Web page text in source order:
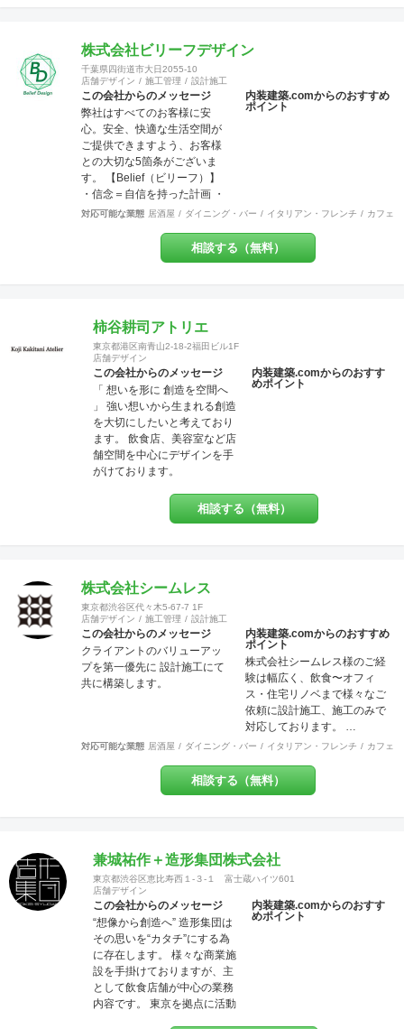
り前！腕の良さは年数が経て
ば経つほど実感できます。 そ
して、SANFUKUの職人は施工
力だけでなくコミニケーショ
ン力に優れています。 お客様
が安心してオープンできるよ
うきめ細やかな対応を心がけ
ています。
株式会社ビリーフデザイン
千葉県四街道市大日2055-10
店舗デザイン
施工管理 設計施工
この会社からのメッセージ
弊社はすべてのお客様に安
心。安全、快適な生活空間が
ご提供できますよう、お客様
との大切な5箇条がございま
す。 【Belief（ビリーフ）】
・信念＝自信を持った計画 ・
信用＝信じて用いる行動 ・信
条＝固く信じて守る約束 ・確
信＝固く信じられる内容
成 またデザインを通じて、関
わる方達との関係の構築 これ
らの要素を持って、設計・施
工・管理を行っております。
お客様のお悩みやご相談には
真摯に向き合い、ご要望を最
大限実現する技術力を提供い
たします。 施工後にお客様が
笑顔を見せてくださるときこ
そ、弊社にとってもっとも喜
ォーム・リノベーションや注
文住宅など幅広く工事を担当
建物に対応させていただいて
おり、色々な所にバラバラに
工事内容の注文をしていただ
かなくとも、弊社にて一式執
り行う事をメリットとし、活
動致しております。 尚、店
舗・住宅のセキュリティー面
きない方法で、アレルギー・
シックハウス症候群・化学物
質過敏症の方や健康な方にも
良いとされる、化学物質は一
でおります。 経験豊富な営
業、デザイナー、設計士、建
築士【1級】、現場監督がお客
様をトータルサポート致しま
す。 作業現場では自社の職人
がおりますので、柔軟性やス
ピード感ある対応致します。
ＵＳＥＮやサカイ引越センタ
ーとの提携企業でございます
ので工事のみならず、その他
内装建築.comからのおすすめ
ポイント
対応可能な業態 居酒屋 ダイニング・バー イタリアン・フレンチ カフェ
相談する（無料）
柿谷耕司アトリエ
東京都港区南青山2-18-2福田ビル1F
店舗デザイン
この会社からのメッセージ
「 想いを形に 創造を空間へ
」 強い想いから生まれる創造
を大切にしたいと考えており
ます。 飲食店、美容室など店
舗空間を中心にデザインを手
がけております。
内装建築.comからのおすす
めポイント
相談する（無料）
株式会社シームレス
東京都渋谷区代々木5-67-7 1F
店舗デザイン
施工管理 設計施工
この会社からのメッセージ
クライアントのバリューアッ
プを第一優先に 設計施工にて
共に構築します。
内装建築.comからのおすすめ
ポイント
株式会社シームレス様のご経
験は幅広く、飲食〜オフィ
ス・住宅リノベまで様々なご
依頼に設計施工、施工のみで
対応しております。 …
対応可能な業態 居酒屋 ダイニング・バー イタリアン・フレンチ カフェ
相談する（無料）
兼城祐作＋造形集団株式会社
東京都渋谷区恵比寿西１-３-１ 富士蔵ハイツ601
店舗デザイン
この会社からのメッセージ
“想像から創造へ” 造形集団は
その思いを“カタチ”にする為
に存在します。 様々な商業施
設を手掛けておりますが、主
として飲食店舗が中心の業務
内容です。 東京を拠点に活動
内装建築.comからのおすす
めポイント